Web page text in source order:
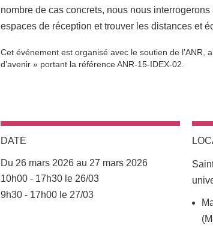
nombre de cas concrets, nous nous
espaces de réception et trouver les distances et
Cet événement est organisé avec le soutien de l’ANR,
d’avenir » portant la référence ANR-15-IDEX-02.
DATE
Du 26 mars 2026 au 27 mars 2026
Complément date
10h00 - 17h30 le 26/03
9h30 - 17h00 le 27/03